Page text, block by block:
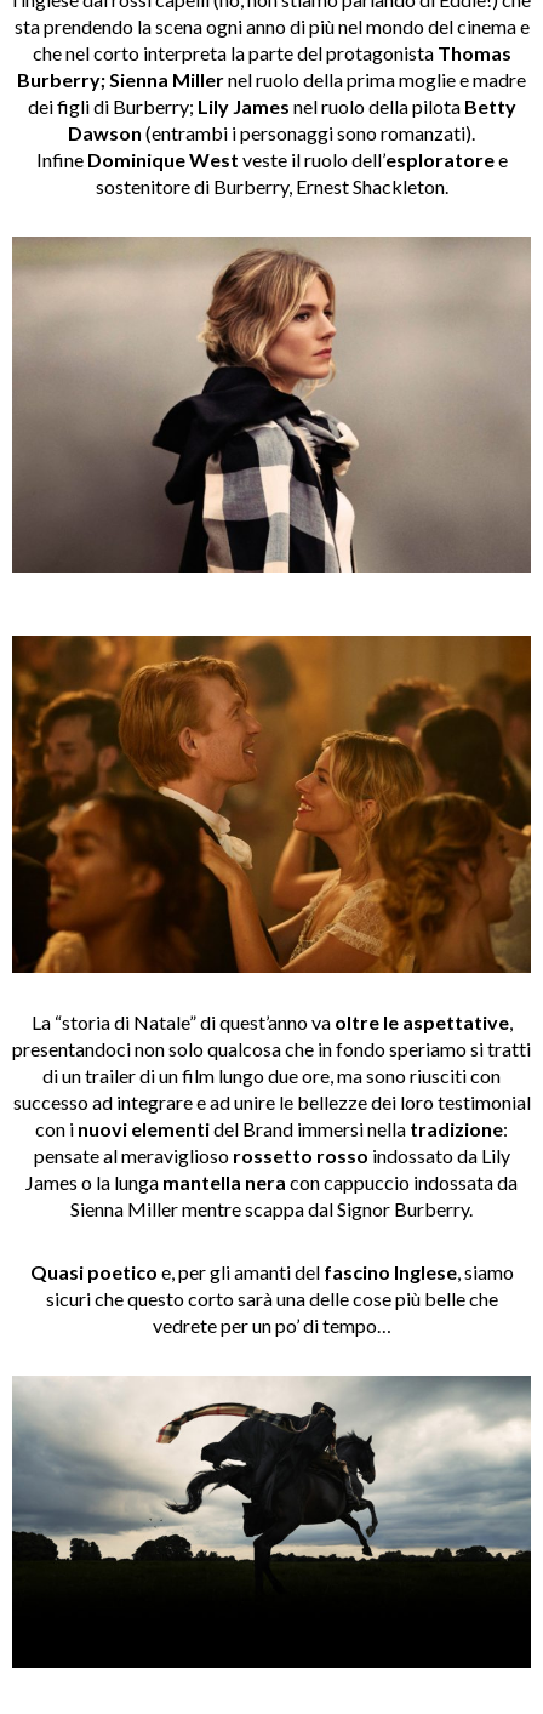
sta prendendo la scena ogni anno di più nel mondo del cinema e
che nel corto interpreta la parte del protagonista Thomas
Burberry;Sienna Millernel ruolo della prima moglie e madre
dei figli di Burberry; Lily James nel ruolo della pilota Betty
Dawson (entrambi i personaggi sono romanzati).
Infine Dominique West veste il ruolo dell’esploratoree
sostenitore di Burberry, Ernest Shackleton.
La “storia di Natale” di quest’anno va oltre le aspettative,
presentandoci non solo qualcosa che in fondo speriamo si tratti
di un trailer di un film lungo due ore, ma sono riusciti con
successo ad integrare e ad unire le bellezze dei loro testimonial
con i nuovi elementidel Brand immersi nella tradizione:
pensate al meraviglioso rossetto rosso indossato da Lily
James o la lunga mantella nera con cappuccio indossata da
Sienna Miller mentre scappa dal Signor Burberry.
Quasi poetico e, per gli amanti delfascino Inglese, siamo
sicuri che questo corto sarà una delle cose più belle che
vedrete per un po’ di tempo…